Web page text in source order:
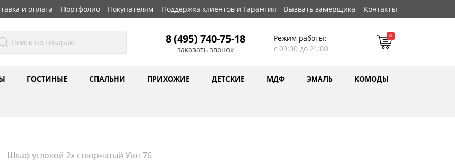
и оплата Портфолио Покупателям Поддержка клиентов и Гарантия Вызвать замерщика Контакты
8 (495) 740-75-18
заказать звонок
Режим работы:
с 09:00 до 21:00
0
ГОСТИНЫЕ СПАЛЬНИ ПРИХОЖИЕ ДЕТСКИЕ МДФ ЭМАЛЬ КОМОДЫ
Шкаф угловой 2х створчатый Уют 76